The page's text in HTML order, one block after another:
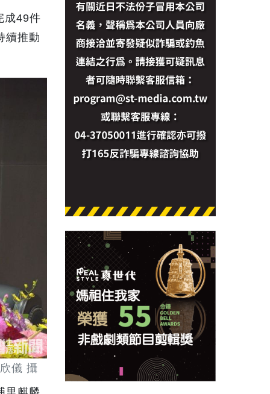
成49件
續推動
儀 攝